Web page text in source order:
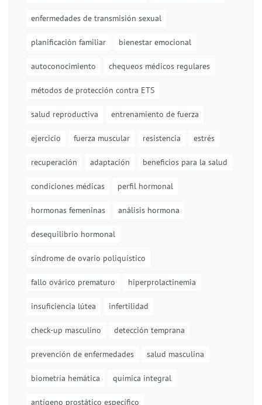
enfermedades de transmisión sexual
planificación familiar bienestar emocional
autoconocimiento chequeos médicos regulares
métodos de protección contra ETS
salud reproductiva entrenamiento de fuerza
ejercicio fuerza muscular resistencia estrés
recuperación adaptación beneficios para la salud
condiciones médicas perfil hormonal
hormonas femeninas análisis hormona
desequilibrio hormonal
síndrome de ovario poliquístico
fallo ovárico prematuro hiperprolactinemia
insuficiencia lútea infertilidad
check-up masculino detección temprana
prevención de enfermedades salud masculina
biometría hemática química integral
antígeno prostático específico